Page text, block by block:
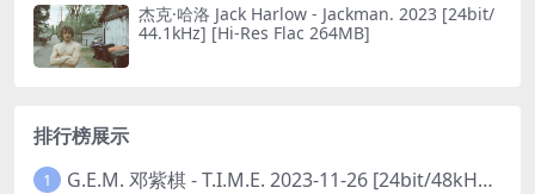
杰克·哈洛 Jack Harlow - Jackman. 2023 [24bit/
44.1kHz] [Hi-Res Flac 264MB]
排行榜展示
1 G.E.M. 邓紫棋 - T.I.M.E. 2023-11-26 [24bit/48kHz] [Hi-Res Flac 313MB]